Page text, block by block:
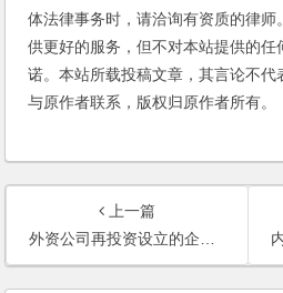
体法律事务时，请洽询有资质的律
供更好的服务，但不对本站提供的任
诺。本站所载投稿文章，其言论不
与原作者联系，版权归原作者所有。
上一篇
外资公司再投资设立的企业的性质为何？区别内资公司与外资公司的标准是什么？(2006)
内